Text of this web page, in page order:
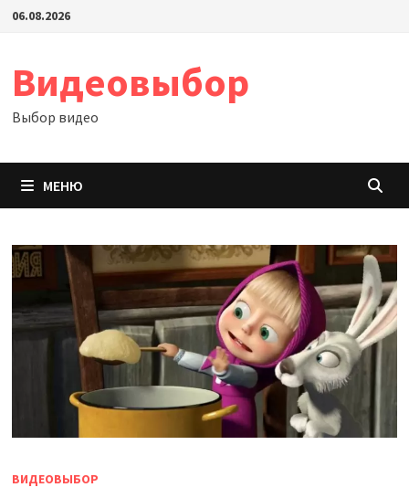
Перейти
06.08.2026
Видеовыбор
Выбор видео
МЕНЮ
ВИДЕОВЫБОР